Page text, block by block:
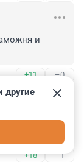
и
+11 –0
или
+18 –1
другие